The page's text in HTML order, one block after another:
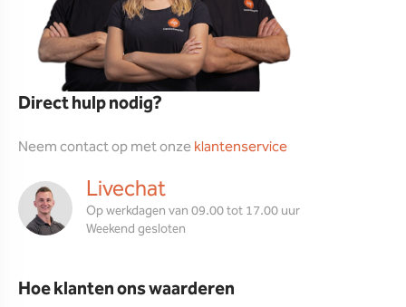
Direct hulp nodig?
Neem contact op met onzeklantenservice
Livechat
Op werkdagen van 09.00 tot 17.00 uur
Weekend gesloten
Hoe klanten ons waarderen